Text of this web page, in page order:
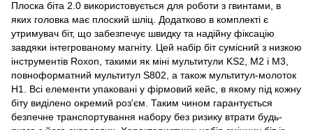
Плоска біта 2.0 використовується для роботи з гвинтами, в
яких головка має плоский шліц. Додатково в комплекті є
утримувач біт, що забезпечує швидку та надійну фіксацію
завдяки інтегрованому магніту. Цей набір біт сумісний з низкою
інструментів Roxon, такими як міні мультитули KS2, M2 і M3,
повноформатний мультитул S802, а також мультитул-молоток
H1. Всі елементи упаковані у фірмовий кейс, в якому під кожну
біту виділено окремий роз'єм. Таким чином гарантується
безпечне транспортування набору без ризику втрати будь-